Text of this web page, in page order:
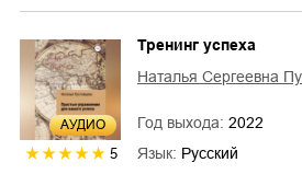
AУДИО
5
Тренинг успеха
Наталья Сергеевна
Год выхода: 2022
Язык: Русский